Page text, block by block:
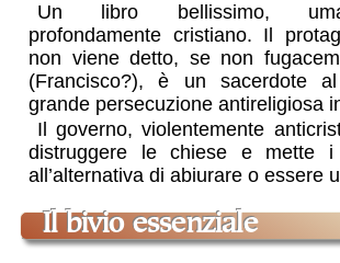
Un libro bellissimo,
profondamente cristiano. Il
non viene detto, se non
(Francisco?), è un sacerdote
grande persecuzione antireligiosa
Il governo, violentemente
distruggere le chiese e mette i
all’alternativa di abiurare o essere
il bivio essenziale